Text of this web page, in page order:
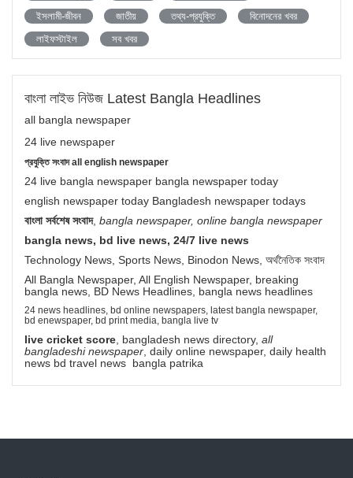
ইসলামী-জীবন
জাতীয় তথ্য-প্রযুক্তি
বিনোদনের খবর
লাইফস্টাইল
সব খবর
বাংলা লাইভ নিউজ Latest Bangla Headlines
all bangla newspaper
24 live newspaper
প্রযুক্তি সংবাদ all english newspaper
24 live bangla newspaper bangla newspaper today
english newspaper today Bangladesh newspaper todays
বাংলা সর্বশেষ সংবাদ, bangla newspaper, online bangla newspaper
bangla news, bd live news, 24/7 live news
Technology News, Sports News, Binodon News, অর্থনৈতিক সংবাদ
All Bangla Newspaper, All English Newspaper, breaking
bangla news, BD News Headlines, bangla news headlines
24 news headlines, bd online newspapers, latest bangla newspaper,
bd enewspaper, bd print media, bangla live tv
live cricket score , bangladesh news directory, all
bangladeshi newspaper , daily online newspaper, daily health
news bd travel news bangla patrika